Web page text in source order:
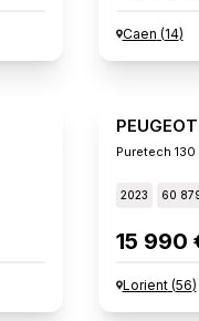
Caen (14)
Puretech
2023 60
15 990
Lorient(56)